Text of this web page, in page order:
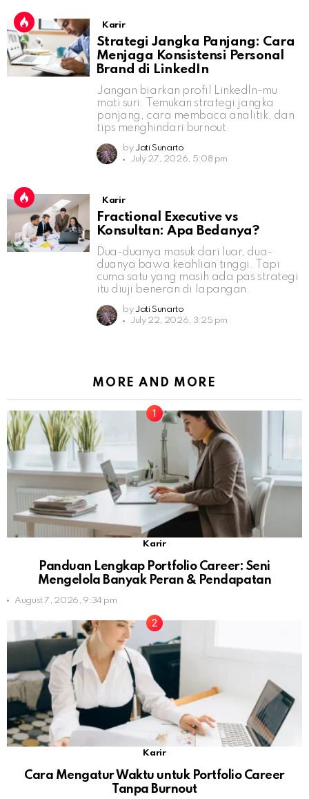
Karir
Strategi Jangka Panjang: Cara
Menjaga Konsistensi Personal
Brand di LinkedIn
Jangan biarkan profil LinkedIn-mu
mati suri. Temukan strategi jangka
panjang, cara membaca analitik, dan
tips menghindari burnout.
by Jati Sunarto
July 27, 2026, 5:08 pm
Karir
Fractional Executive vs
Konsultan: Apa Bedanya?
Dua-duanya masuk dari luar, dua-
duanya bawa keahlian tinggi. Tapi
cuma satu yang masih ada pas strategi
itu diuji beneran di lapangan.
by Jati Sunarto
July 22, 2026, 3:25 pm
MORE AND MORE
Karir
Panduan Lengkap Portfolio Career: Seni
Mengelola Banyak Peran & Pendapatan
August 7, 2026, 9:34 pm
Karir
Cara Mengatur Waktu untuk Portfolio Career
Tanpa Burnout